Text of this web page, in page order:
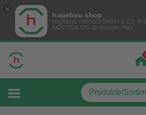
hagebau shop
hagebau connect GmbH & Co. KG
KOSTENLOS- In Google Play